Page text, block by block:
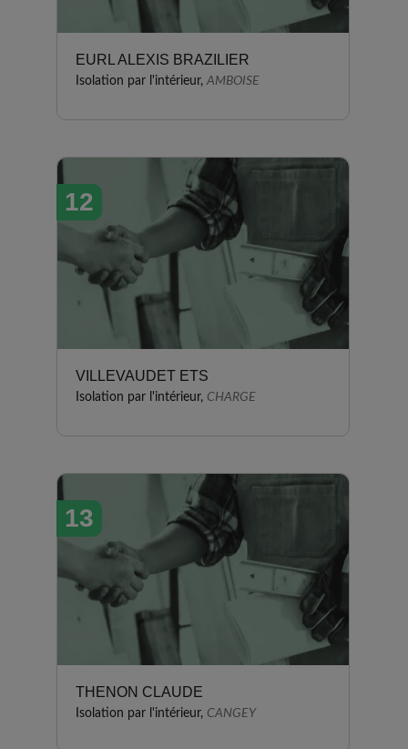
EURL ALEXIS BRAZILIER
Isolation par l'intérieur, AMBOISE
12
VILLEVAUDET ETS
Isolation par l'intérieur, CHARGE
13
THENON CLAUDE
Isolation par l'intérieur, CANGEY